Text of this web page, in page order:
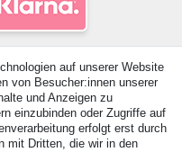
auf unserer Website
von Besucher:innen unserer
und Anzeigen zu
einzubinden oder Zugriffe auf
erfolgt erst durch
mit Dritten, die wir in den